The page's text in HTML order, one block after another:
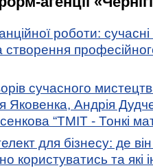
роботи:
створення
сучасного
Яковенка, Андрія
“ТМІТ - Тонкі
для бізнесу: де
користуватись та які